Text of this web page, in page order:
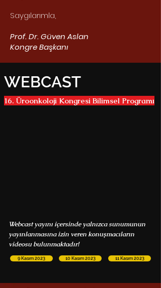
Saygılarımla,
Prof. Dr. Güven Aslan
Kongre Başkanı
WEBCAST
16. Üroonkoloji Kongresi Bilimsel Programı
Webcast yayını içersinde yalnızca sunumunun
yayınlanmasına izin veren konuşmacıların
videosu bulunmaktadır!
9 Kasım 2023 10 Kasım 2023 11 Kasım 2023